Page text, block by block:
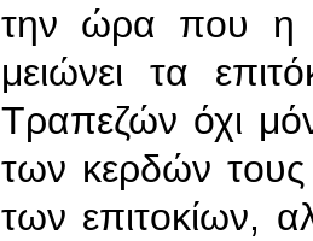
την ώρα που η
μειώνει τα
Τραπεζών όχι
των κερδών τους
των επιτοκίων,